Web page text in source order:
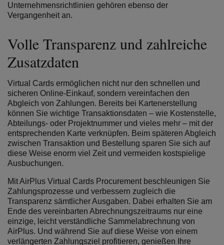
Unternehmensrichtlinien gehören ebenso der
Vergangenheit an.
Volle Transparenz und zahlreiche
Zusatzdaten
Virtual Cards ermöglichen nicht nur den schnellen und
sicheren Online-Einkauf, sondern vereinfachen den
Abgleich von Zahlungen. Bereits bei Kartenerstellung
können Sie wichtige Transaktionsdaten – wie Kostenstelle,
Abteilungs- oder Projektnummer und vieles mehr – mit der
entsprechenden Karte verknüpfen. Beim späteren Abgleich
zwischen Transaktion und Bestellung sparen Sie sich auf
diese Weise enorm viel Zeit und vermeiden kostspielige
Ausbuchungen.
Mit AirPlus Virtual Cards Procurement beschleunigen Sie
Zahlungsprozesse und verbessern zugleich die
Transparenz sämtlicher Ausgaben. Dabei erhalten Sie am
Ende des vereinbarten Abrechnungszeitraums nur eine
einzige, leicht verständliche Sammelabrechnung von
AirPlus. Und während Sie auf diese Weise von einem
verlängerten Zahlungsziel profitieren, genießen Ihre